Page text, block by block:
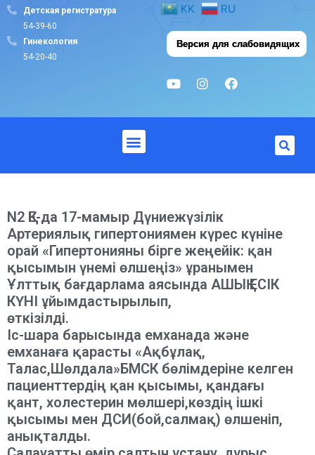
Детская регистратура
54-39-60
Гинекология
54-20-40
KK RU
Версия для слабовидящих
N2 ҚЕ-да 17-мамыр Дүниежүзілік
Артериялық гипертониямен күрес күніне
орай «Гипертонияны бірге жеңейік: қан
қысымын үнемі өлшеңіз» ұранымен
Ұлттық бағдарлама аясында АШЫҚ ЕСІК
КҮНІ ұйымдастырылып,
өткізілді.
Іс-шара барысында емханада және
емханаға қарасты «Ақбұлақ,
Талас,Шөлдала»БМСК бөлімдеріне келген
пациенттердің қан қысымы, қандағы
қант, холестерин мөлшері,көздің ішкі
қысымы мен ДСИ(бой,салмақ) өлшеніп,
анықталды.